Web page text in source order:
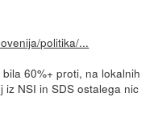
politika/...
60%+ proti, na lokalnih
iz NSI in SDS ostalega nic